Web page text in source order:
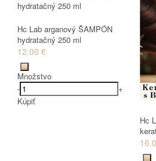
Hc Lab arganový ŠAMPÓN
hydratačný 250 ml
12.00 €
Množstvo
-
+
Kúpiť
Hc